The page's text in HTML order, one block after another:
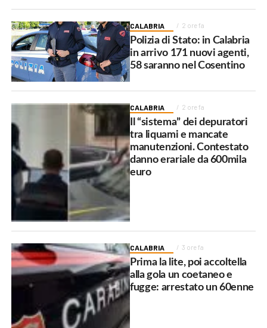
CALABRIA 2 ore fa
Polizia di Stato: in Calabria
in arrivo 171 nuovi agenti,
58 saranno nel Cosentino
CALABRIA 2 ore fa
Il “sistema” dei depuratori
tra liquami e mancate
manutenzioni. Contestato
danno erariale da 600mila
euro
CALABRIA 3 ore fa
Prima la lite, poi accoltella
alla gola un coetaneo e
fugge: arrestato un 60enne